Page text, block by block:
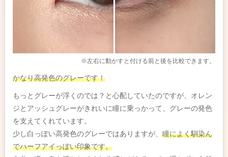
※左右に動かすと付ける前と後を比較できます。
かなり高発色のグレーです！
もっとグレーが浮くのでは？と心配していたのですが、オレン
ジとアッシュグレーがきれいに瞳に乗っかって、グレーの発色
を支えてくれています。
少し白っぽい高発色のグレーではありますが、 瞳によく馴染ん
でハーフアイっぽい印象です。